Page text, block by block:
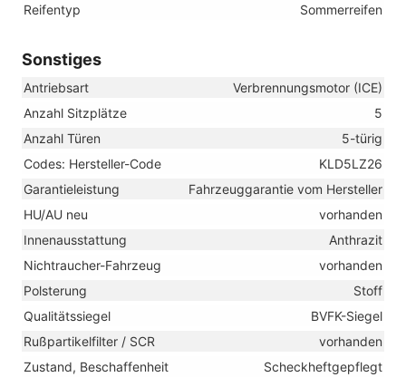
Reifentyp
Sommerreifen
Sonstiges
Antriebsart
Verbrennungsmotor (ICE)
Anzahl Sitzplätze
5
Anzahl Türen
5-türig
Codes: Hersteller-Code
KLD5LZ26
Garantieleistung
Fahrzeuggarantie vom Hersteller
HU/AU neu
vorhanden
Innenausstattung
Anthrazit
Nichtraucher-Fahrzeug
vorhanden
Polsterung
Stoff
Qualitätssiegel
BVFK-Siegel
Rußpartikelfilter / SCR
vorhanden
Zustand, Beschaffenheit
Scheckheftgepflegt